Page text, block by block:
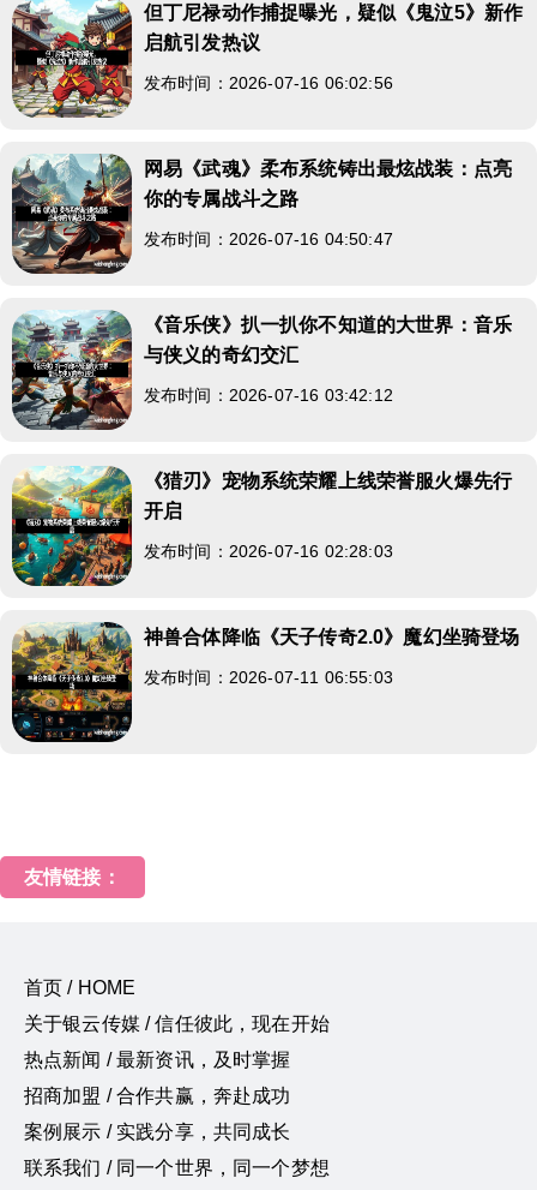
但丁尼禄动作捕捉曝光，疑似《鬼泣5》新作
启航引发热议
发布时间：2026-07-16 06:02:56
网易《武魂》柔布系统铸出最炫战装：点亮
你的专属战斗之路
发布时间：2026-07-16 04:50:47
《音乐侠》扒一扒你不知道的大世界：音乐
与侠义的奇幻交汇
发布时间：2026-07-16 03:42:12
《猎刃》宠物系统荣耀上线荣誉服火爆先行
开启
发布时间：2026-07-16 02:28:03
神兽合体降临《天子传奇2.0》魔幻坐骑登场
发布时间：2026-07-11 06:55:03
友情链接：
首页 / HOME
关于银云传媒 / 信任彼此，现在开始
热点新闻 / 最新资讯，及时掌握
招商加盟 / 合作共赢，奔赴成功
案例展示 / 实践分享，共同成长
联系我们 / 同一个世界，同一个梦想